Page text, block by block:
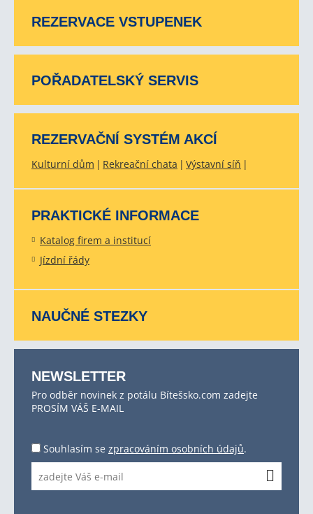
REZERVACE VSTUPENEK
POŘADATELSKÝ SERVIS
REZERVAČNÍ SYSTÉM AKCÍ
Kulturní dům Rekreační chata Výstavní síň
PRAKTICKÉ INFORMACE
Katalog firem a institucí
Jízdní řády
NAUČNÉ STEZKY
NEWSLETTER
Pro odběr novinek z potálu Bítešsko.com zadejte
PROSÍM VÁŠ E-MAIL
Souhlasím se zpracováním osobních údajů.